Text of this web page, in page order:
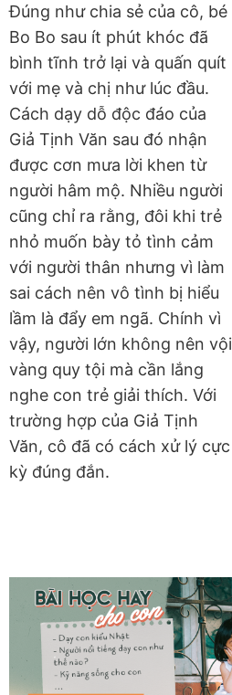
Đúng như chia sẻ của cô, bé
Bo Bo sau ít phút khóc đã
bình tĩnh trở lại và quấn quít
với mẹ và chị như lúc đầu.
Cách dạy dỗ độc đáo của
Giả Tịnh Văn sau đó nhận
được cơn mưa lời khen từ
người hâm mộ. Nhiều người
cũng chỉ ra rằng, đôi khi trẻ
nhỏ muốn bày tỏ tình cảm
với người thân nhưng vì làm
sai cách nên vô tình bị hiểu
lầm là đẩy em ngã. Chính vì
vậy, người lớn không nên vội
vàng quy tội mà cần lắng
nghe con trẻ giải thích. Với
trường hợp của Giả Tịnh
Văn, cô đã có cách xử lý cực
kỳ đúng đắn.